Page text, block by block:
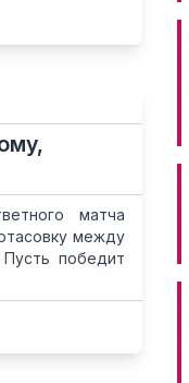
матча
между
победит